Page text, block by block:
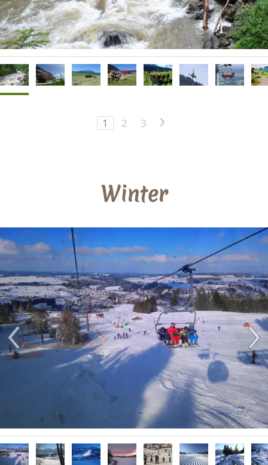
1 2 3 >
Winter